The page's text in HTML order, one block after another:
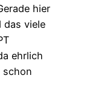
hier
das viele
ehrlich
schon